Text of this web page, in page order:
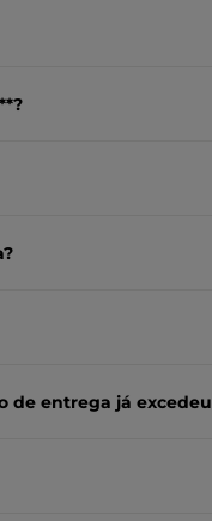
de entrega já